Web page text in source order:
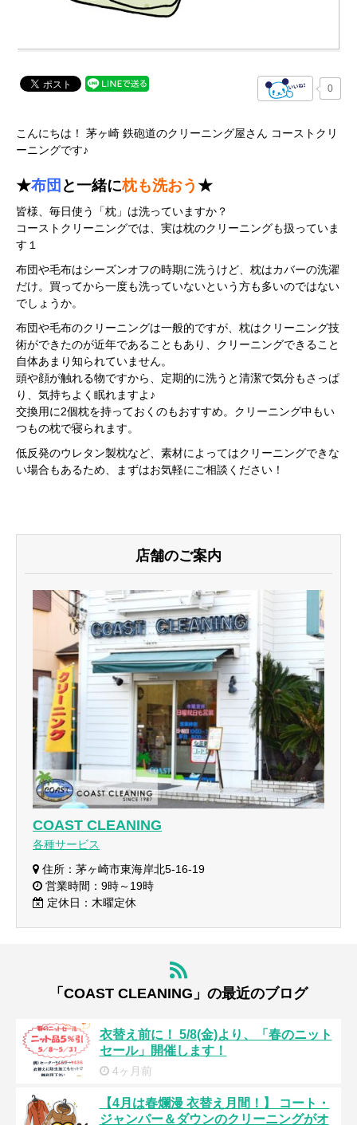
0
こんにちは！ 茅ヶ崎 鉄砲道のクリーニング屋さん コーストクリ
ーニングです♪
★布団 と一緒に枕も洗おう★
皆様、毎日使う「枕」は洗っていますか？
コーストクリーニングでは、実は枕のクリーニングも扱っていま
す１
布団や毛布はシーズンオフの時期に洗うけど、枕はカバーの洗濯
だけ。買ってから一度も洗っていないという方も多いのではない
でしょうか。
布団や毛布のクリーニングは一般的ですが、枕はクリーニング技
術ができたのが近年であることもあり、クリーニングできること
自体あまり知られていません。
頭や顔が触れる物ですから、定期的に洗うと清潔で気分もさっぱ
り、気持ちよく眠れますよ♪
交換用に2個枕を持っておくのもおすすめ。クリーニング中もい
つもの枕で寝られます。
低反発のウレタン製枕など、素材によってはクリーニングできな
い場合もあるため、まずはお気軽にご相談ください！
店舗のご案内
COAST CLEANING
各種サービス
住所：茅ヶ崎市東海岸北5-16-19
営業時間：9時～19時
定休日：木曜定休
「COAST CLEANING」の最近のブログ
衣替え前に！ 5/8(金)より、「春のニット
セール」開催します！
4ヶ月前
【4月は春爛漫 衣替え月間！】 コート・
ジャンパー＆ダウンのクリーニングがオ